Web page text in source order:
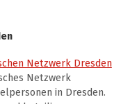
Netzwerk Dresden
Netzwerk
in Dresden.